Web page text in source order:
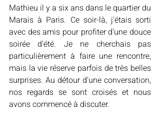
Mathieu il y a six ans dans le quartier du
Marais à Paris. Ce soir-là, j'étais sorti
avec des amis pour profiter d'une douce
soirée d'été. Je ne cherchais pas
particulièrement à faire une rencontre,
mais la vie réserve parfois de très belles
surprises. Au détour d'une conversation,
nos regards se sont croisés et nous
avons commencé à discuter.